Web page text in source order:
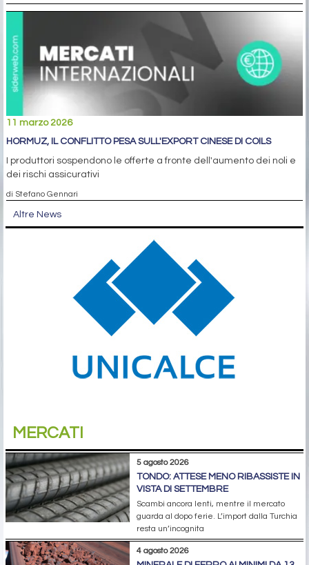
11 marzo 2026
HORMUZ, IL CONFLITTO PESA SULL'EXPORT CINESE DI COILS
I produttori sospendono le offerte a fronte dell'aumento dei noli e
dei rischi assicurativi
di Stefano Gennari
Altre News
MERCATI
5 agosto 2026
TONDO: ATTESE MENO RIBASSISTE IN
VISTA DI SETTEMBRE
Scambi ancora lenti, mentre il mercato
guarda al dopo ferie. L’import dalla Turchia
resta un’incognita
4 agosto 2026